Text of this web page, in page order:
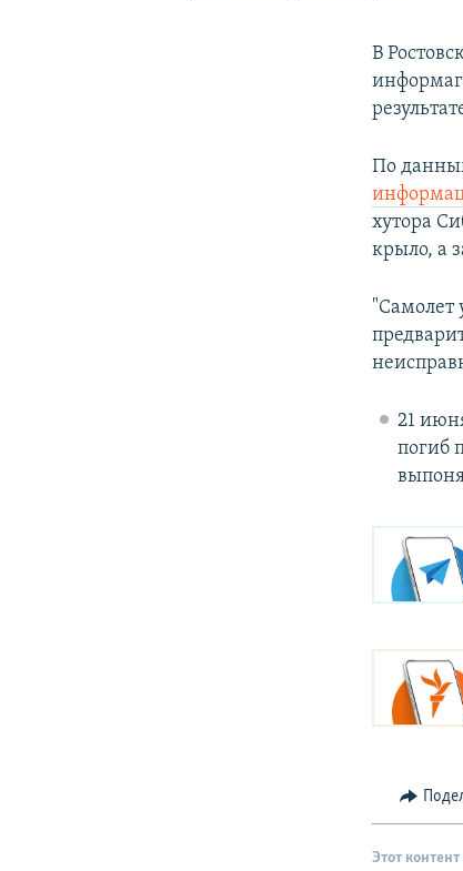
В
По
хутора
крыло, а
"Самолет
21
погиб
Этот